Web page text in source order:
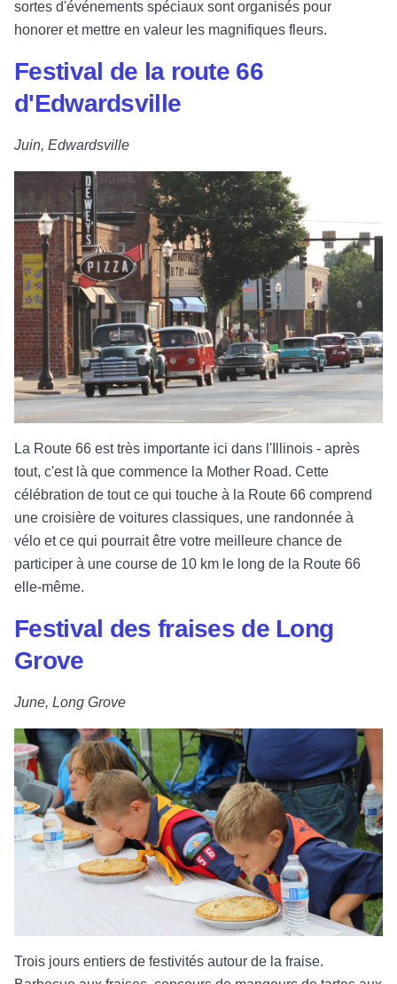
sortes d'événements spéciaux sont organisés pour
honorer et mettre en valeur les magnifiques fleurs.
Festival de la route 66
d'Edwardsville
Juin, Edwardsville
La Route 66 est très importante ici dans l'Illinois - après
tout, c'est là que commence la Mother Road. Cette
célébration de tout ce qui touche à la Route 66 comprend
une croisière de voitures classiques, une randonnée à
vélo et ce qui pourrait être votre meilleure chance de
participer à une course de 10 km le long de la Route 66
elle-même.
Festival des fraises de Long
Grove
June, Long Grove
Trois jours entiers de festivités autour de la fraise.